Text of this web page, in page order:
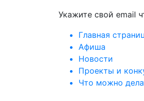
Укажите свой email
Главная
Афиша
Новости
Проекты и
Что можно